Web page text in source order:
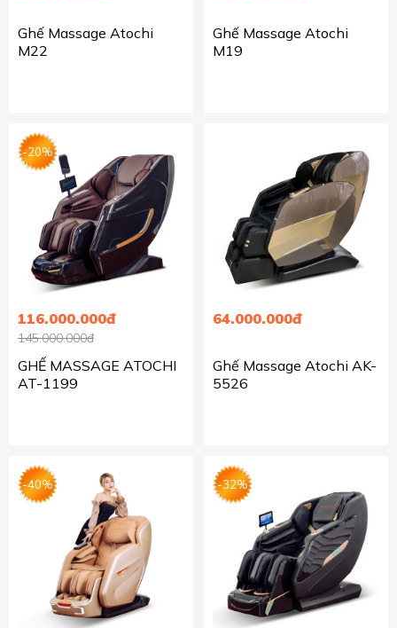
Ghế Massage Atochi
M22
Ghế Massage Atochi
M19
-20%
116.000.000đ
145.000.000đ
GHẾ MASSAGE ATOCHI
AT-1199
64.000.000đ
Ghế Massage Atochi AK-
5526
-40% -32%